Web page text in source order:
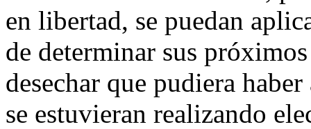
en libertad, se puedan
de determinar sus
desechar que pudiera
se estuvieran realizando